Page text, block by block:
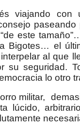
viajando con
este
Bigotes… el
al que
su seguridad.
lo otro
militar,
lúcido,